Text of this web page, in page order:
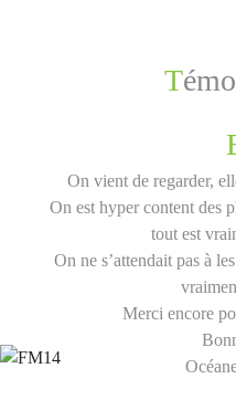
On vient de regarder,
On est hyper content des
tout est
On ne s’attendait pas à
Merci encore